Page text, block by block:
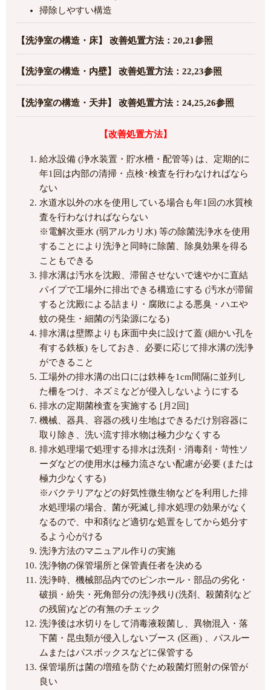
掃除しやすい構造
【洗浄室の構造・床】 改善処置方法：20,21参照
【洗浄室の構造・内壁】 改善処置方法：22,23参照
【洗浄室の構造・天井】 改善処置方法：24,25,26参照
【改善処置方法】
給水設備 (浄水装置・貯水槽・配管等) は、定期的に
年1回は内部の清掃・点検･検査を行わなければなら
ない
水道水以外の水を使用している場合も年1回の水質検
査を行わなければならない
※電解次亜水 (弱アルカリ水) 等の除菌洗浄水を使用
することにより洗浄と同時に除菌、除臭効果を得る
こともできる
排水溝は汚水を沈殿、滞留させないで速やかに直結
パイプで工場外に排出できる構造にする (汚水が滞留
すると沈殿による詰まり・腐敗による悪臭・ハエや
蚊の発生・細菌の汚染源になる)
排水溝は壁際よりも床面中央に設けて蓋 (細かい孔を
有する鉄板) をしておき、必要に応じて排水溝の洗浄
ができること
工場外の排水溝の出口には鉄棒を1cm間隔に並列し
た柵をつけ、ネズミなどが侵入しないようにする
排水の定期菌検査を実施する [月2回]
機械、器具、容器の残り生地はできるだけ別容器に
取り除き、洗い流す排水物は極力少なくする
排水処理場で処理する排水は洗剤・消毒剤・苛性ソ
ーダなどの使用水は極力流さない配慮が必要 (または
極力少なくする)
※バクテリアなどの好気性微生物などを利用した排
水処理場の場合、菌が死滅し排水処理の効果がなく
なるので、中和剤など適切な処置をしてから処分す
るよう心がける
洗浄方法のマニュアル作りの実施
洗浄物の保管場所と保管責任者を決める
洗浄時、機械部品内でのピンホール・部品の劣化・
破損・紛失・死角部分の洗浄残り(洗剤、殺菌剤など
の残留)などの有無のチェック
洗浄後は水切りをして消毒液殺菌し、異物混入・落
下菌・昆虫類が侵入しないブース (区画) 、パスルー
ムまたはパスボックスなどに保管する
保管場所は菌の増殖を防ぐため殺菌灯照射の保管が
良い